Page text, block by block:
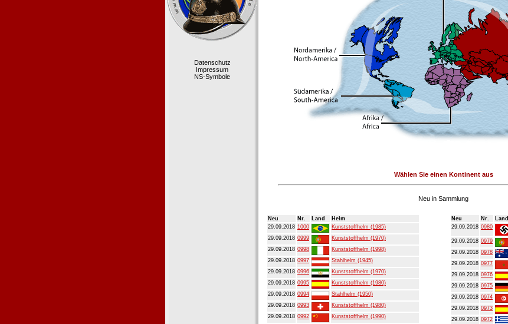
Datenschutz
Impressum
NS-Symbole
Wählen Sie einen Kontinent aus
Neu in Sammlung
Neu Nr. Land
Helm
29.09.2018 1000
Kunststoffhelm (1985)
29.09.2018 0999
Kunststoffhelm (1970)
29.09.2018 0998
Kunststoffhelm (1998)
29.09.2018 0997
Stahlhelm (1945)
29.09.2018 0996
Kunststoffhelm (1970)
29.09.2018 0995
Kunststoffhelm (1980)
29.09.2018 0994
Stahlhelm (1950)
29.09.2018 0993
Kunststoffhelm (1980)
29.09.2018 0992
Kunststoffhelm (1990)
Neu Nr. Land
29.09.2018 0980
29.09.2018 0979
29.09.2018 0978
29.09.2018 0977
29.09.2018 0976
29.09.2018 0975
29.09.2018 0974
29.09.2018 0973
29.09.2018 0972